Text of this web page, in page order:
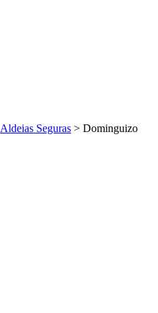
Aldeias Seguras > Dominguizo